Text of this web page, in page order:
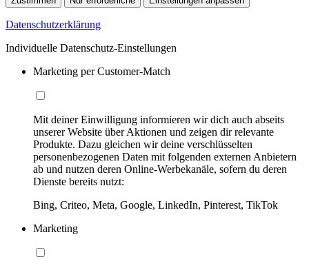
Datenschutzerklärung
Individuelle Datenschutz-Einstellungen
Marketing per Customer-Match
Mit deiner Einwilligung informieren wir dich auch abseits
unserer Website über Aktionen und zeigen dir relevante
Produkte. Dazu gleichen wir deine verschlüsselten
personenbezogenen Daten mit folgenden externen Anbietern
ab und nutzen deren Online-Werbekanäle, sofern du deren
Dienste bereits nutzt:
Bing, Criteo, Meta, Google, LinkedIn, Pinterest, TikTok
Marketing